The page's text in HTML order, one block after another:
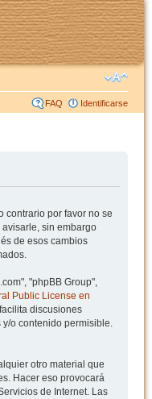
FAQ Identificarse
contrario por favor no se
sin embargo
de esos cambios
"phpBB Group",
Public License en
discusiones
o contenido permisible.
otro material que
Hacer eso provocará
de Internet. Las